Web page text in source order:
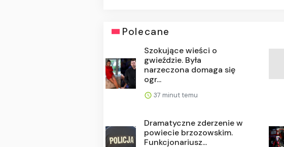
Polecane
Szokujące wieści o
gwieździe. Była
narzeczona domaga się
ogr...
37 minut temu
Dramatyczne zderzenie w
powiecie brzozowskim.
Funkcjonariusz...